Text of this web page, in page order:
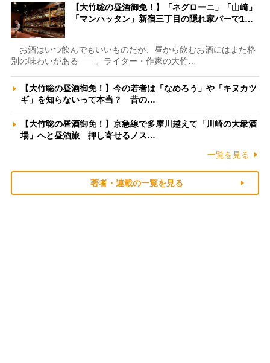
【大竹聡の昼酒御免！】「ネグローニ」「山崎」
「マンハッタン」新宿三丁目の隠れ家バーで1…
お酒はいつ飲んでもいいものだが、昼から飲むお酒にはまた格
別の味わいがある――。ライター・作家の大竹…
【大竹聡の昼酒御免！】今の若者は「なめろう」や「キヌカツ
ギ」を知らないって本当？ 昔の…
【大竹聡の昼酒御免！】京急線で多摩川越えて「川崎の大衆酒
場」へと昼酒旅 押し寄せるノス…
一覧を見る
著者・連載の一覧を見る